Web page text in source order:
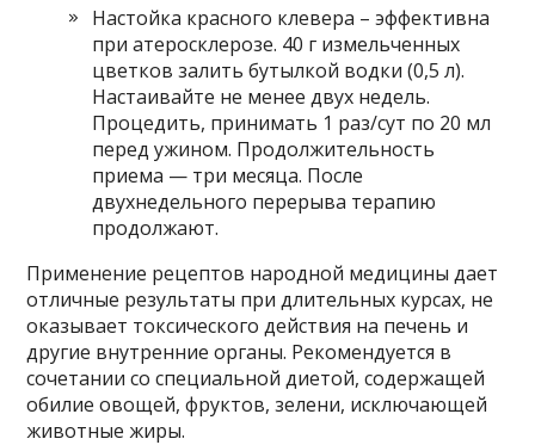
Настойка красного клевера – эффективна
при атеросклерозе. 40 г измельченных
цветков залить бутылкой водки (0,5 л).
Настаивайте не менее двух недель.
Процедить, принимать 1 раз/сут по 20 мл
перед ужином. Продолжительность
приема — три месяца. После
двухнедельного перерыва терапию
продолжают.
Применение рецептов народной медицины дает
отличные результаты при длительных курсах, не
оказывает токсического действия на печень и
другие внутренние органы. Рекомендуется в
сочетании со специальной диетой, содержащей
обилие овощей, фруктов, зелени, исключающей
животные жиры.